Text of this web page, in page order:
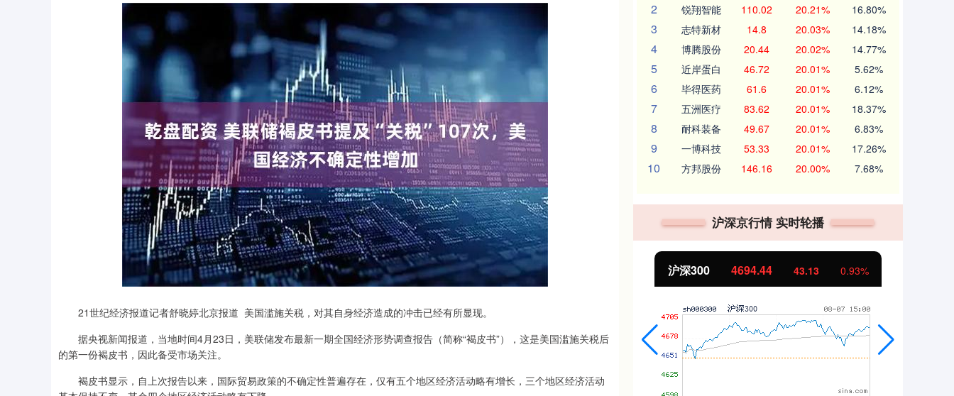
21世纪经济报道记者舒晓婷北京报道 美国滥施关税，对其自身经济造成的冲击已经有所显现。
据央视新闻报道，当地时间4月23日，美联储发布最新一期全国经济形势调查报告（简称“褐皮书”），这是美国滥施关税后
的第一份褐皮书，因此备受市场关注。
褐皮书显示，自上次报告以来，国际贸易政策的不确定性普遍存在，仅有五个地区经济活动略有增长，三个地区经济活动
2 锐翔智能 110.02 20.21% 16.80%
3 志特新材 14.8 20.03% 14.18%
4 博腾股份 20.44 20.02% 14.77%
5 近岸蛋白 46.72 20.01% 5.62%
6 毕得医药 61.6 20.01% 6.12%
7 五洲医疗 83.62 20.01% 18.37%
8 耐科装备 49.67 20.01% 6.83%
9 一博科技 53.33 20.01% 17.26%
10 方邦股份 146.16 20.00% 7.68%
沪深京行情 实时轮播
深证成指 14311.01 200.89 1.42% 沪深300 4694.44 43.13 北证50 1134.24 11.37 1.01%